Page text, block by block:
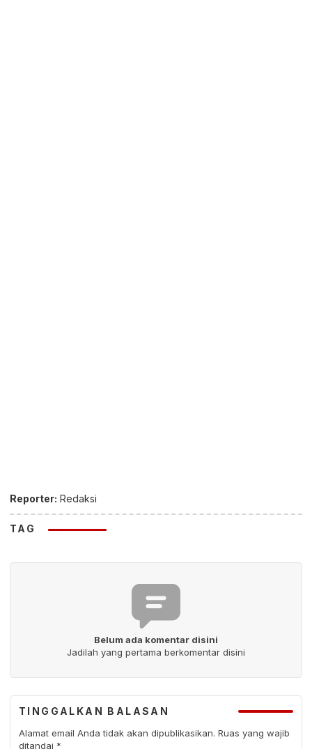
Reporter: Redaksi
TAG
Belum ada komentar disini
Jadilah yang pertama berkomentar disini
TINGGALKAN BALASAN
Alamat email Anda tidak akan dipublikasikan. Ruas yang wajib
ditandai *